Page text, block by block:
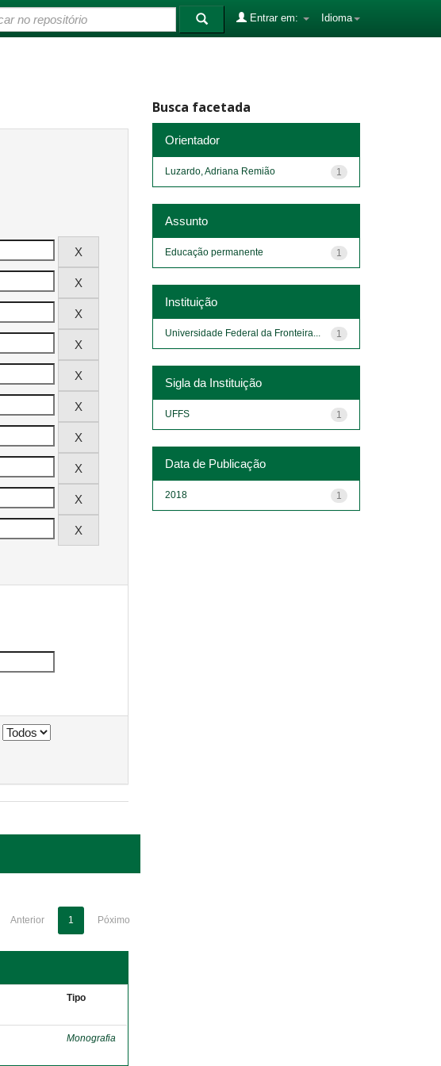
Idioma
Entrar em:
Anterior 1 Póximo
Tipo
Monografia
Busca facetada
Orientador
1
Luzardo, Adriana Remião
Assunto
1
Educação permanente
Instituição
1
Universidade Federal da Fronteira...
Sigla da Instituição
1
UFFS
Data de Publicação
1
2018